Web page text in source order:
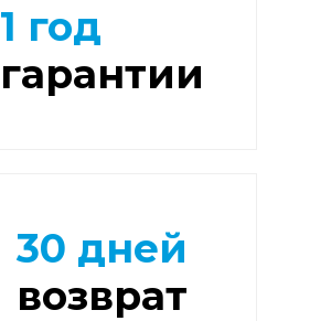
1 год
гарантии
30 дней
возврат